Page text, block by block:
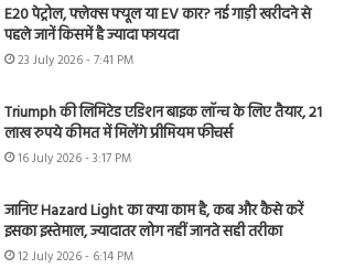
E20 पेट्रोल, फ्लेक्स फ्यूल या EV कार? नई गाड़ी खरीदने से
पहले जानें किसमें है ज्यादा फायदा
23 July 2026 - 7:41 PM
Triumph की लिमिटेड एडिशन बाइक लॉन्च के लिए तैयार, 21
लाख रुपये कीमत में मिलेंगे प्रीमियम फीचर्स
16 July 2026 - 3:17 PM
जानिए Hazard Light का क्या काम है, कब और कैसे करें
इसका इस्तेमाल, ज्यादातर लोग नहीं जानते सही तरीका
12 July 2026 - 6:14 PM